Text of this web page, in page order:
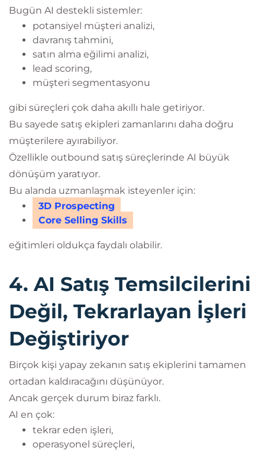
Bugün AI destekli sistemler:
potansiyel müşteri analizi,
davranış tahmini,
satın alma eğilimi analizi,
lead scoring,
müşteri segmentasyonu
gibi süreçleri çok daha akıllı hale getiriyor.
Bu sayede satış ekipleri zamanlarını daha doğru
müşterilere ayırabiliyor.
Özellikle outbound satış süreçlerinde AI büyük
dönüşüm yaratıyor.
Bu alanda uzmanlaşmak isteyenler için:
3D Prospecting
Core Selling Skills
eğitimleri oldukça faydalı olabilir.
4. AI Satış Temsilcilerini
Değil, Tekrarlayan İşleri
Değiştiriyor
Birçok kişi yapay zekanın satış ekiplerini tamamen
ortadan kaldıracağını düşünüyor.
Ancak gerçek durum biraz farklı.
AI en çok:
tekrar eden işleri,
operasyonel süreçleri,